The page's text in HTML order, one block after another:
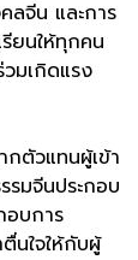
ลจีน และการ
ยนให้ทุกคน
มเกิดแรง
ตัวแทนผู้เข้า
มจีนประกอบ
อบการ
นใจให้กับผู้